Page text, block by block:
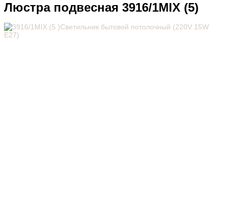
Люстра подвесная 3916/1MIX (5)